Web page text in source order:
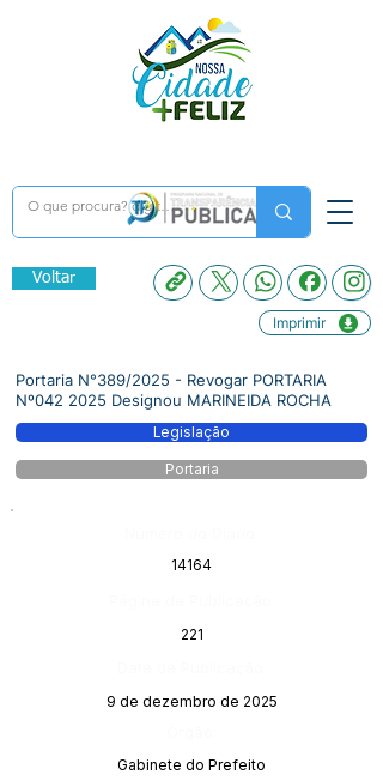
Voltar
Imprimir
Portaria N°389/2025 - Revogar PORTARIA
Nº042 2025 Designou MARINEIDA ROCHA
Legislação
Portaria
14164
221
9 de dezembro de 2025
Gabinete do Prefeito